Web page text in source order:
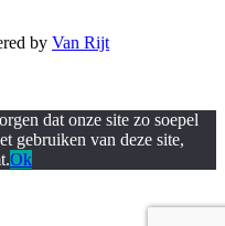
by Van Rijt
dat onze site zo soepel
gebruiken van deze site,
Ok